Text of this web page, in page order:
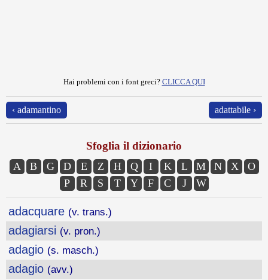
Hai problemi con i font greci? CLICCA QUI
‹ adamantino adattabile ›
Sfoglia il dizionario
A B G D E Z H Q I K L M N X
O
P
R S T Y F C J W
adacquare (v. trans.)
adagiarsi (v. pron.)
adagio (s. masch.)
adagio (avv.)